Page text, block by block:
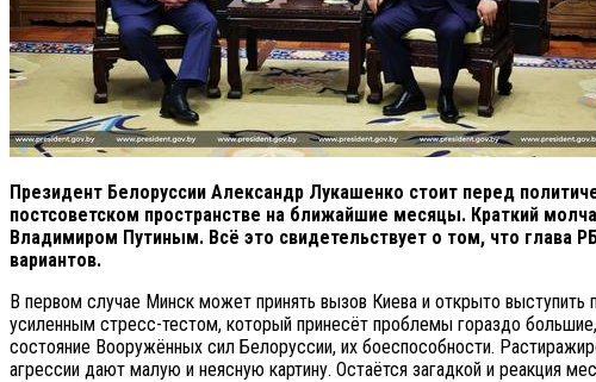
Президент Белоруссии Александр Лукашенко стоит перед
постсоветском пространстве на ближайшие месяцы. Краткий
Владимиром Путиным. Всё это свидетельствует о том, что глава
вариантов.
В первом случае Минск может принять вызов Киева и открыто
усиленным стресс-тестом, который принесёт проблемы гораздо
состояние Вооружённых сил Белоруссии, их боеспособности.
агрессии дают малую и неясную картину. Остаётся загадкой и реакция